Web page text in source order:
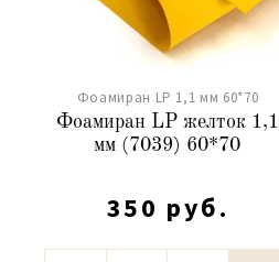
Фоамиран LP 1,1 мм 60*70
Фоамиран LP желток 1,1
мм (7039) 60*70
350 руб.